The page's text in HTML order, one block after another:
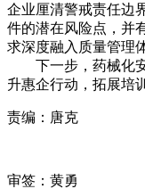
企业厘清警戒责任边
件的潜在风险点，并
求深度融入质量管理
下一步，药械化安
升惠企行动，拓展培
责编：唐克
审签：黄勇